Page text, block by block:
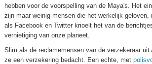
hebben voor de voorspelling van de Maya's. Het
zijn maar weinig mensen die het werkelijk geloven,
als Facebook en Twitter krioelt het van de
vernietiging van onze planeet.
Slim als de reclamemensen van de verzekeraar uit
ze een verzekering bedacht. Een echte, met